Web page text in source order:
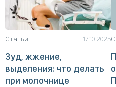
Статьи 17.10.2025
Зуд, жжение,
выделения: что делать
при молочнице